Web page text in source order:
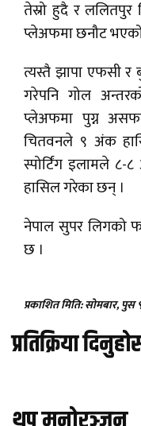
तेस्रो हुदै र
प्लेअफमा छनौट भएको
त्यस्तै झापा एफसी
गरेपनि गोल
प्लेअफमा पुग्न
चितवनले ९ अंक
स्पोर्टिंग इलामले
हासिल गरेका छन् ।
नेपाल सुपर लिगको
छ ।
प्रकाशित मिति: सोमबार,
प्रतिक्रिया